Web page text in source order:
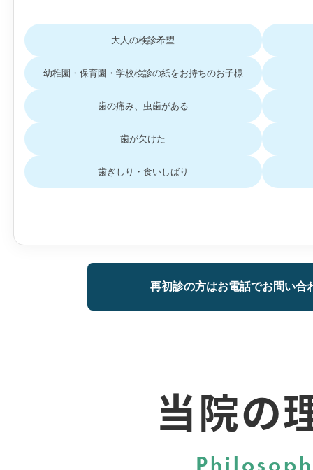
大人の検診希望
幼稚園・保育園・学校検診の紙をお持ちのお子様
歯の痛み、虫歯がある
歯が欠けた
歯ぎしり・食いしばり
再初診の方はお電話でお問い合
当院の